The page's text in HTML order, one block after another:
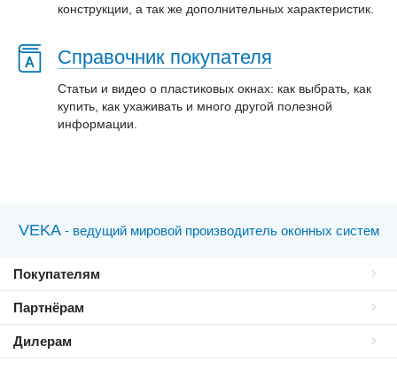
конструкции, а так же дополнительных характеристик.
Справочник покупателя
Статьи и видео о пластиковых окнах: как выбрать, как
купить, как ухаживать и много другой полезной
информации.
VEKA - ведущий мировой производитель оконных систем
Покупателям
Партнёрам
Дилерам